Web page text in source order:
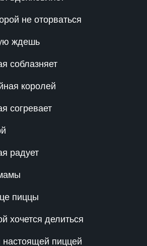
не оторваться
ждешь
соблазняет
королей
согревает
радует
пиццы
хочется делиться
пиццей